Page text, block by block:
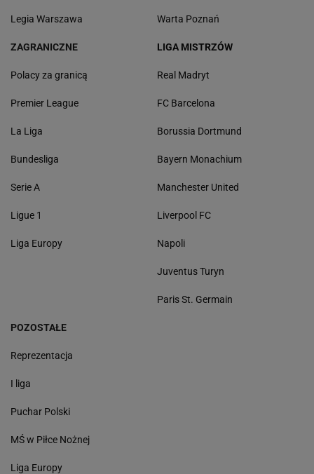
Legia Warszawa Warta Poznań
ZAGRANICZNE
Polacy za granicą
Premier League
La Liga
Bundesliga
Serie A
Ligue 1
Liga Europy
LIGA MISTRZÓW
Real Madryt
FC Barcelona
Borussia Dortmund
Bayern Monachium
Manchester United
Liverpool FC
Napoli
Juventus Turyn
Paris St. Germain
POZOSTAŁE
Reprezentacja
I liga
Puchar Polski
MŚ w Piłce Nożnej
Liga Europy